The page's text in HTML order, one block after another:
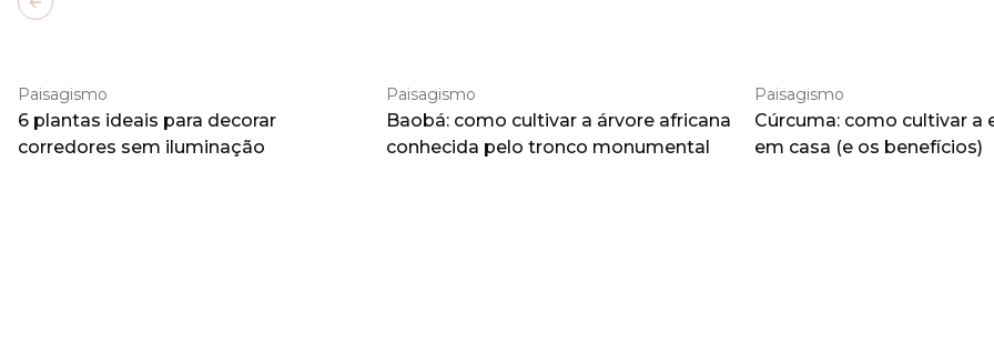
Paisagismo
6 plantas ideais para decorar
corredores sem iluminação
Paisagismo
Baobá: como cultivar a árvore africana
conhecida pelo tronco monumental
Paisagismo
Cúrcuma: como cultivar a
em casa (e os benefícios)
Previous slide